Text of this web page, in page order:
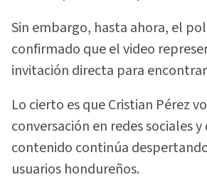
Sin embargo, hasta ahora, el
confirmado que el video
invitación directa para
Lo cierto es que Cristian Pérez
conversación en redes sociales
contenido continúa
usuarios hondureños.